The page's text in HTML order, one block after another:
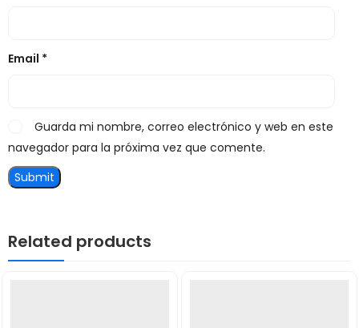
Email *
Guarda mi nombre, correo electrónico y web en este
navegador para la próxima vez que comente.
Related products